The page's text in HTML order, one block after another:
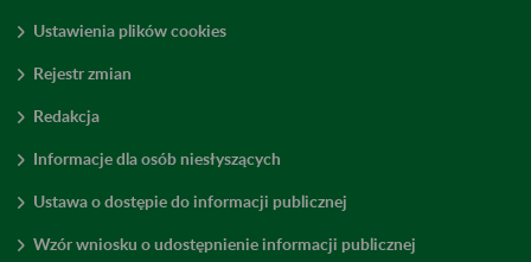
Ustawienia plików cookies
Rejestr zmian
Redakcja
Informacje dla osób niesłyszących
Ustawa o dostępie do informacji publicznej
Wzór wniosku o udostępnienie informacji publicznej